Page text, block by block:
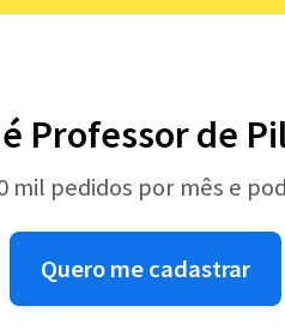
Professor de
mil pedidos por mês e
Quero me cadastrar